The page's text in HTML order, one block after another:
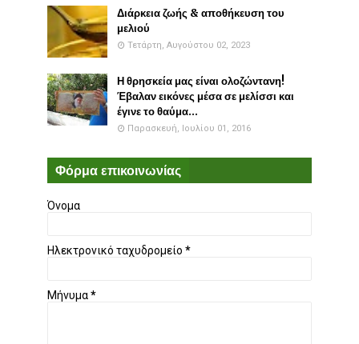
Διάρκεια ζωής & αποθήκευση του
μελιού
Τετάρτη, Αυγούστου 02, 2023
Η θρησκεία μας είναι ολοζώντανη!
Έβαλαν εικόνες μέσα σε μελίσσι και
έγινε το θαύμα...
Παρασκευή, Ιουλίου 01, 2016
Φόρμα επικοινωνίας
Όνομα
Ηλεκτρονικό ταχυδρομείο *
Μήνυμα*